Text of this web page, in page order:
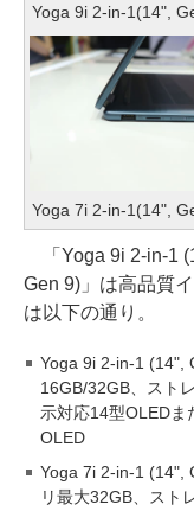
Yoga 9i 2-in-1(14",
Yoga 7i 2-in-1(14",
「Yoga 9i 2-in-1
Gen 9)」は高品質
は以下の通り。
Yoga 9i 2-in-1 (14",
16GB/32GB、スト
示対応14型OLEDま
OLED
Yoga 7i 2-in-1 (14",
リ最大32GB、スト